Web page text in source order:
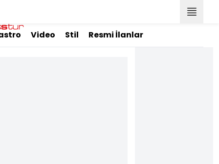
Video Stil Resmi İlanlar